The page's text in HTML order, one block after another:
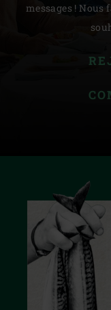
messages ! Nous